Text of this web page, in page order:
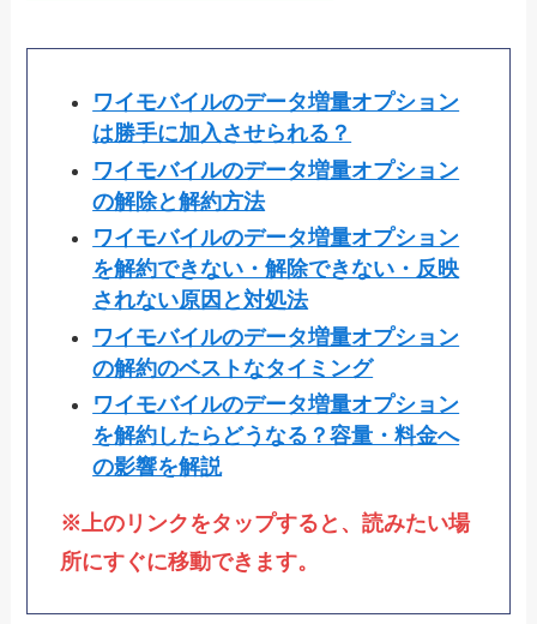
ワイモバイルのデータ増量オプション
は勝手に加入させられる？
ワイモバイルのデータ増量オプション
の解除と解約方法
ワイモバイルのデータ増量オプション
を解約できない・解除できない・反映
されない原因と対処法
ワイモバイルのデータ増量オプション
の解約のベストなタイミング
ワイモバイルのデータ増量オプション
を解約したらどうなる？容量・料金へ
の影響を解説
※上のリンクをタップすると、読みたい場
所にすぐに移動できます。